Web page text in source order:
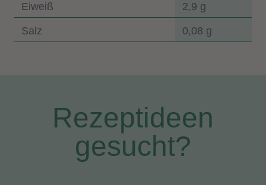
Eiweiß 2,9 g
Salz 0,08 g
Rezeptideen
gesucht?